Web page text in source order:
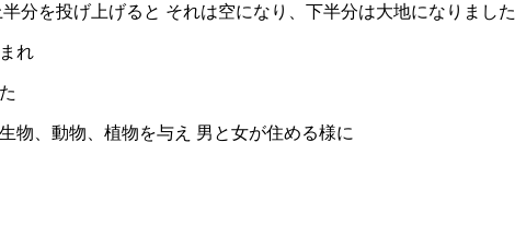
分を投げ上げると それは空になり、下半分は大地になりました
れ
物、動物、植物を与え 男と女が住める様に